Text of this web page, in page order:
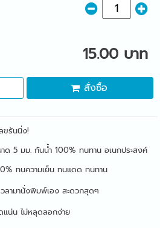
15.00 บาท
สั่งซื้อ
ขรันนิ่ง!
ด 5 มม. กันน้ำ 100% ทนทาน อเนกประสงค์
ทนความเย็น ทนแดด ทนทาน
ลามานั่งพิมพ์เอง สะดวกสุดๆ
น ไม่หลุดลอกง่าย